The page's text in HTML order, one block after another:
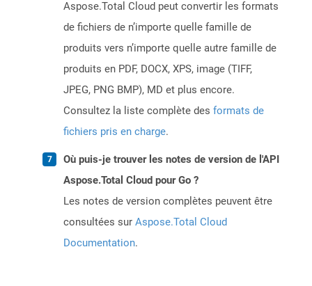
Aspose.Total Cloud peut convertir les formats
de fichiers de n’importe quelle famille de
produits vers n’importe quelle autre famille de
produits en PDF, DOCX, XPS, image (TIFF,
JPEG, PNG BMP), MD et plus encore.
Consultez la liste complète des formats de
fichiers pris en charge.
Où puis-je trouver les notes de version de l'API
Aspose.Total Cloud pour Go ?
Les notes de version complètes peuvent être
consultées sur Aspose.Total Cloud
Documentation.